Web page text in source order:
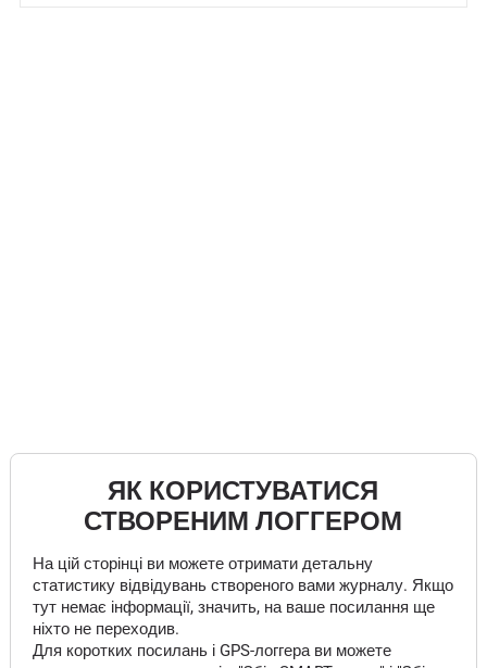
ЯК КОРИСТУВАТИСЯ
СТВОРЕНИМ ЛОГГЕРОМ
На цій сторінці ви можете отримати детальну
статистику відвідувань створеного вами журналу. Якщо
тут немає інформації, значить, на ваше посилання ще
ніхто не переходив.
Для коротких посилань і GPS-логгера ви можете